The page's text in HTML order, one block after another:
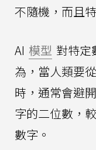
不隨機，而且
AI 模型 對特定
為，當人類要
時，通常會避
字的二位數，
數字。